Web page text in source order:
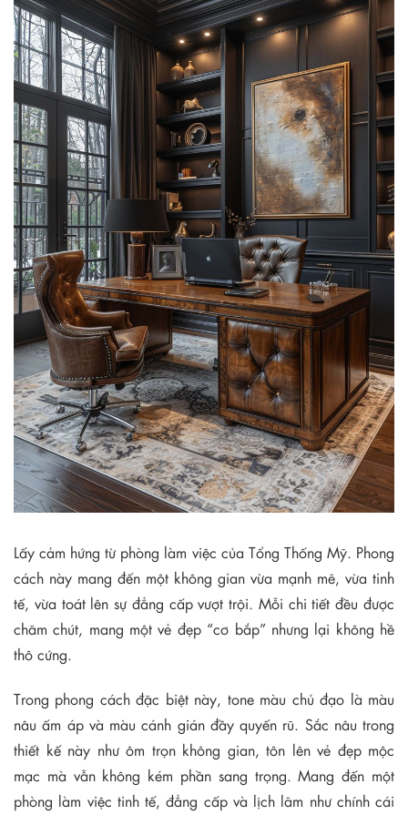
Lấy cảm hứng từ phòng làm việc của Tổng Thống Mỹ. Phong
cách này mang đến một không gian vừa mạnh mẽ, vừa tinh
tế, vừa toát lên sự đẳng cấp vượt trội. Mỗi chi tiết đều được
chăm chút, mang một vẻ đẹp “cơ bắp” nhưng lại không hề
thô cứng.
Trong phong cách đặc biệt này, tone màu chủ đạo là màu
nâu ấm áp và màu cánh gián đầy quyến rũ. Sắc nâu trong
thiết kế này như ôm trọn không gian, tôn lên vẻ đẹp mộc
mạc mà vẫn không kém phần sang trọng. Mang đến một
phòng làm việc tinh tế, đẳng cấp và lịch lãm như chính cái